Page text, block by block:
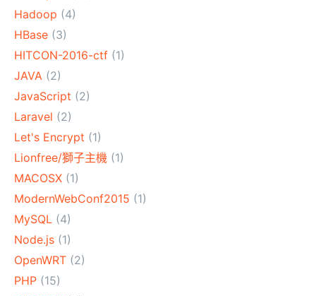
Hadoop (4)
HBase (3)
HITCON-2016-ctf (1)
JAVA (2)
JavaScript (2)
Laravel (2)
Let's Encrypt (1)
Lionfree/獅子主機 (1)
MACOSX (1)
ModernWebConf2015 (1)
MySQL (4)
Node.js (1)
OpenWRT (2)
PHP (15)